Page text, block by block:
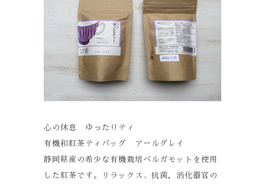
心の休息 ゆったりティ
有機和紅茶ティバッグ アールグレイ
静岡県産の希少な有機栽培ベルガモットを使用
した紅茶です。リラックス、抗菌，消化器官の